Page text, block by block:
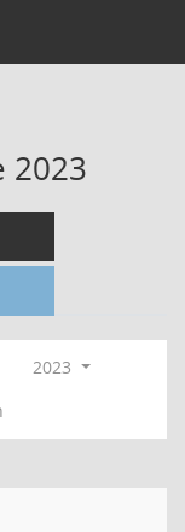
2023
2023